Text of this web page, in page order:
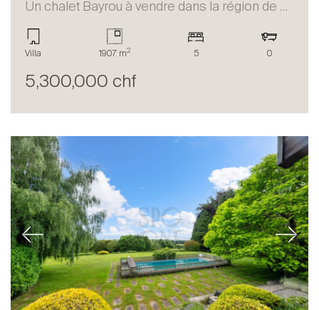
Un chalet Bayrou à vendre dans la région de Villars-sur-Ollon
Villa 1907 m2 5 0
5,300,000 chf
Previous Next